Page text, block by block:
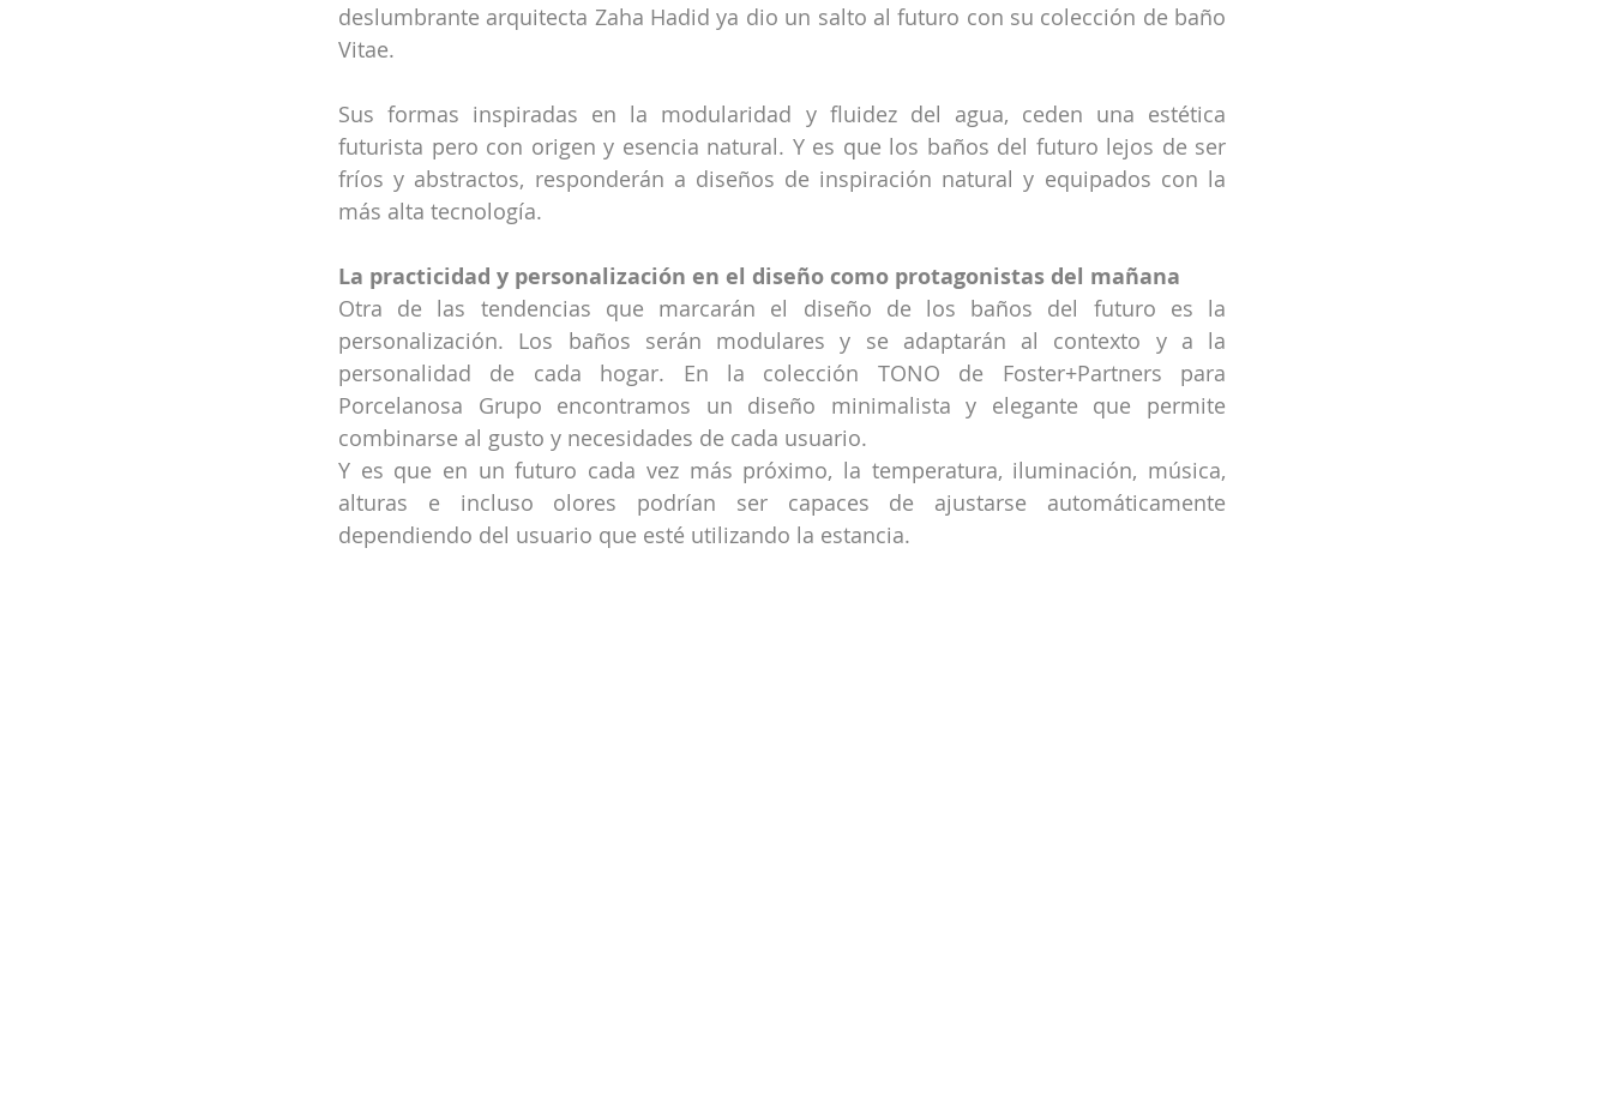
deslumbrante arquitecta Zaha Hadid ya dio un salto al futuro con su colección de baño
Vitae.
Sus formas inspiradas en la modularidad y fluidez del agua, ceden una estética
futurista pero con origen y esencia natural. Y es que los baños del futuro lejos de ser
fríos y abstractos, responderán a diseños de inspiración natural y equipados con la
más alta tecnología.
La practicidad y personalización en el diseño como protagonistas del mañana
Otra de las tendencias que marcarán el diseño de los baños del futuro es la
personalización. Los baños serán modulares y se adaptarán al contexto y a la
personalidad de cada hogar. En la colección TONO de Foster+Partners para
Porcelanosa Grupo encontramos un diseño minimalista y elegante que permite
combinarse al gusto y necesidades de cada usuario.
Y es que en un futuro cada vez más próximo, la temperatura, iluminación, música,
alturas e incluso olores podrían ser capaces de ajustarse automáticamente
dependiendo del usuario que esté utilizando la estancia.